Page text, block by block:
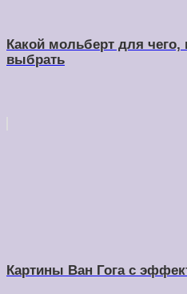
Какой мольберт для чего,
выбрать
Картины Ван Гога с